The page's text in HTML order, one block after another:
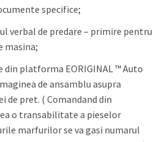
specifice;
verbal de predare – primire pentru
masina;
din platforma EORIGINAL ™ Auto
de ansamblu asupra
de pret. ( Comandand din
o transabilitate a pieselor
marfurilor se va gasi numarul